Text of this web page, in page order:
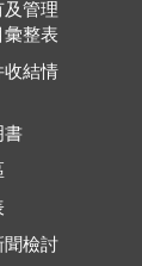
及管理
彙整表
收結情
書
聞檢討